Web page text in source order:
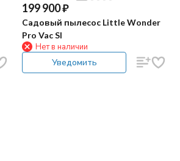
199 900₽
Садовый пылесос Little Wonder
Pro Vac SI
Нет в наличии
Уведомить